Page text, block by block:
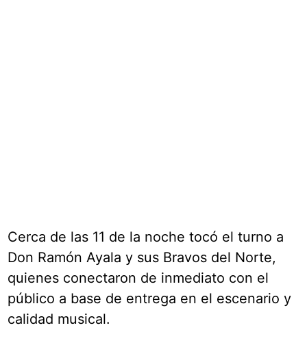
Cerca de las 11 de la noche tocó el turno a
Don Ramón Ayala y sus Bravos del Norte,
quienes conectaron de inmediato con el
público a base de entrega en el escenario y
calidad musical.